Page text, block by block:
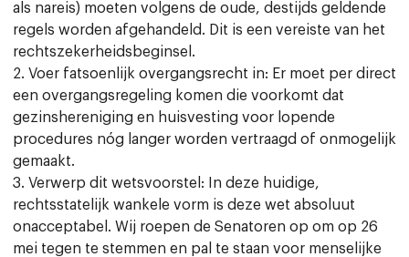
als nareis) moeten volgens de oude, destijds geldende
regels worden afgehandeld. Dit is een vereiste van het
rechtszekerheidsbeginsel.
2. Voer fatsoenlijk overgangsrecht in: Er moet per direct
een overgangsregeling komen die voorkomt dat
gezinshereniging en huisvesting voor lopende
procedures nóg langer worden vertraagd of onmogelijk
gemaakt.
3. Verwerp dit wetsvoorstel: In deze huidige,
rechtsstatelijk wankele vorm is deze wet absoluut
onacceptabel. Wij roepen de Senatoren op om op 26
mei tegen te stemmen en pal te staan voor menselijke